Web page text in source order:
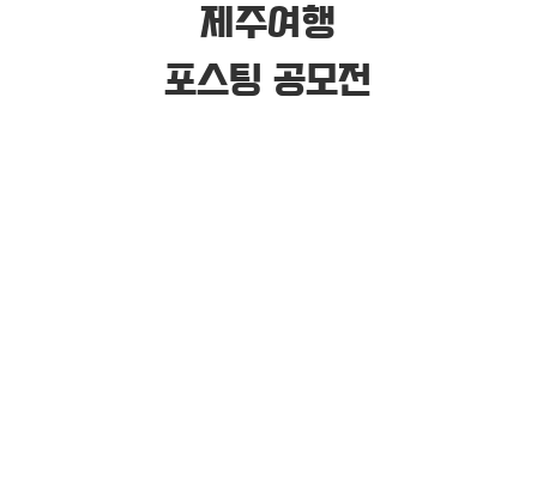
제주여행
포스팅 공모전